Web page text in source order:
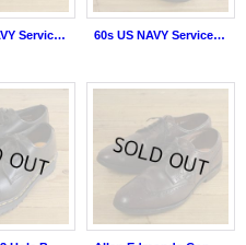
1995 US NAVY Service Shoes 60s US NAVY Service Shoes